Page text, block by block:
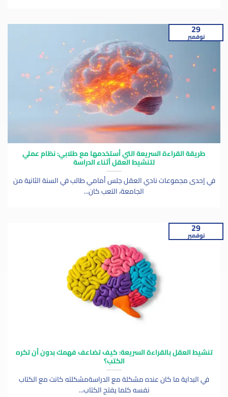
طريقة القراءة السريعة التي أستخدمها مع طلابي: نظام عملي
لتنشيط العقل أثناء الدراسة
في إحدى مجموعات نادي العقل جلس أمامي طالب في السنة الثانية من
الجامعة، التعب كان...
29
نوفمبر
تنشيط العقل بالقراءة السريعة: كيف تضاعف فهمك بدون أن تكره
الكتب؟
في البداية ما كان عنده مشكلة مع الدراسةمشكلته كانت مع الكتاب
نفسه كلما يفتح الكتاب...
29
نوفمبر